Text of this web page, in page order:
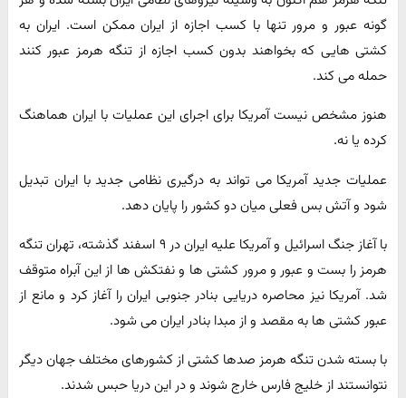
گونه عبور و مرور تنها با کسب اجازه از ایران ممکن است. ایران به
کشتی هایی که بخواهند بدون کسب اجازه از تنگه هرمز عبور کنند
حمله می کند.
هنوز مشخص نیست آمریکا برای اجرای این عملیات با ایران هماهنگ
کرده یا نه.
عملیات جدید آمریکا می تواند به درگیری نظامی جدید با ایران تبدیل
شود و آتش بس فعلی میان دو کشور را پایان دهد.
با آغاز جنگ اسرائیل و آمریکا علیه ایران در ۹ اسفند گذشته، تهران تنگه
هرمز را بست و عبور و مرور کشتی ها و نفتکش ها از این آبراه متوقف
شد. آمریکا نیز محاصره دریایی بنادر جنوبی ایران را آغاز کرد و مانع از
عبور کشتی ها به مقصد و از مبدا بنادر ایران می شود.
با بسته شدن تنگه هرمز صدها کشتی از کشورهای مختلف جهان دیگر
نتوانستند از خلیج فارس خارج شوند و در این دریا حبس شدند.